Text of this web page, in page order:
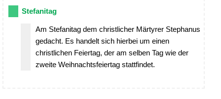
Stefanitag
Am Stefanitag dem christlicher Märtyrer Stephanus
gedacht. Es handelt sich hierbei um einen
christlichen Feiertag, der am selben Tag wie der
zweite Weihnachtsfeiertag stattfindet.